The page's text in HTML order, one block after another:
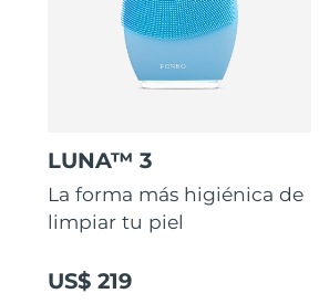
LUNA™ 3
La forma más higiénica de
limpiar tu piel
US$ 219